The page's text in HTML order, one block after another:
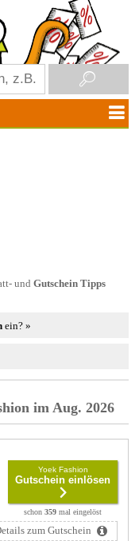
und Gutschein Tipps
ein? »
im Aug. 2026
Yoek Fashion
Gutschein einlösen
schon359 mal eingelöst
zum Gutschein